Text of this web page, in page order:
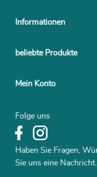
Informationen
beliebte Produkte
Mein Konto
Folge uns
Haben Sie Fragen,
Sie uns eine Nachricht.